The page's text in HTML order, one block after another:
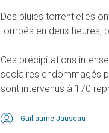
Des pluies torrentielles
tombés en deux heures,
Ces précipitations
scolaires endommagés
sont intervenus à 170
Guillaume Jauseau